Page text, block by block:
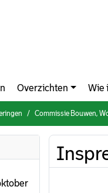
Overzichten Wie
Commissie Bouwen, Wonen